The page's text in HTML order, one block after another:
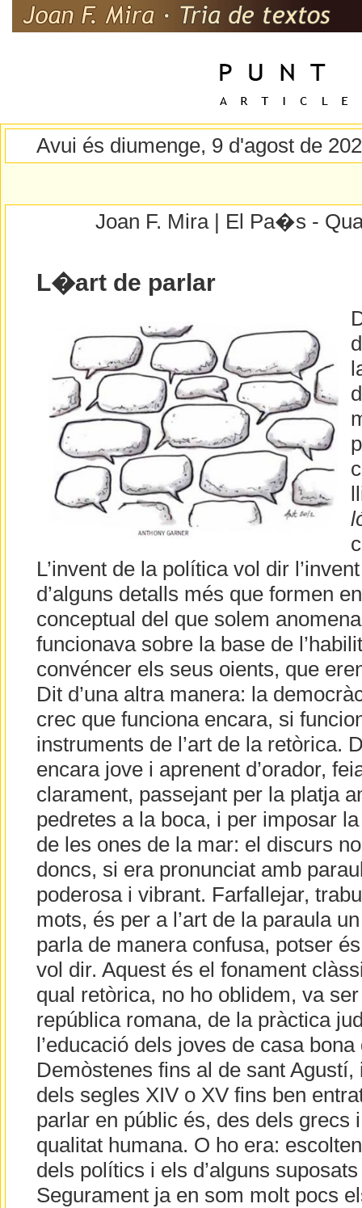
Avui és diumenge, 9 d'agost de
Joan F. Mira | El Pa�s -
L�art de parlar
L’invent de la política vol dir
d’alguns detalls més que formen
conceptual del que solem
funcionava sobre la base de
convéncer els seus oients, que
Dit d’una altra manera: la
crec que funciona encara, si
instruments de l’art de la retòrica.
encara jove i aprenent d’orador,
clarament, passejant per la platja
pedretes a la boca, i per imposar
de les ones de la mar: el discurs
doncs, si era pronunciat amb
poderosa i vibrant. Farfallejar,
mots, és per a l’art de la paraula
parla de manera confusa, potser
vol dir. Aquest és el fonament
qual retòrica, no ho oblidem, va
república romana, de la pràctica
l’educació dels joves de casa
Demòstenes fins al de sant
dels segles XIV o XV fins ben
parlar en públic és, des dels grecs
qualitat humana. O ho era:
dels polítics i els d’alguns suposats
Segurament ja en som molt pocs